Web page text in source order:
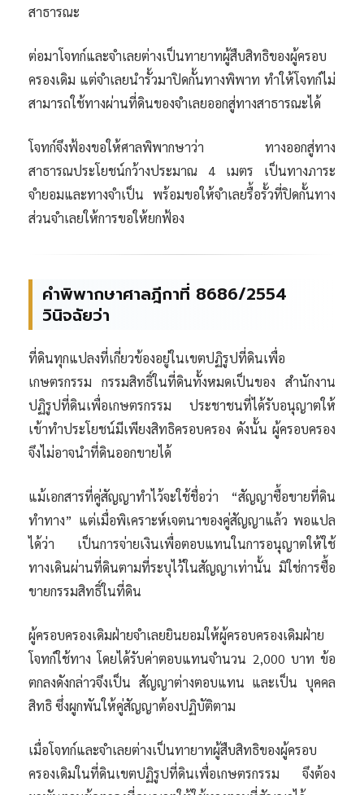
สาธารณะ
ต่อมาโจทก์และจำเลยต่างเป็นทายาทผู้สืบสิทธิของผู้ครอบ
ครองเดิม แต่จำเลยนำรั้วมาปิดกั้นทางพิพาท ทำให้โจทก์ไม่
สามารถใช้ทางผ่านที่ดินของจำเลยออกสู่ทางสาธารณะได้
โจทก์จึงฟ้องขอให้ศาลพิพากษาว่า ทางออกสู่ทาง
สาธารณประโยชน์กว้างประมาณ 4 เมตร เป็นทางภาระ
จำยอมและทางจำเป็น พร้อมขอให้จำเลยรื้อรั้วที่ปิดกั้นทาง
ส่วนจำเลยให้การขอให้ยกฟ้อง
คำพิพากษาศาลฎีกาที่ 8686/2554
วินิจฉัยว่า
ที่ดินทุกแปลงที่เกี่ยวข้องอยู่ในเขตปฏิรูปที่ดินเพื่อ
เกษตรกรรม กรรมสิทธิ์ในที่ดินทั้งหมดเป็นของ สำนักงาน
ปฏิรูปที่ดินเพื่อเกษตรกรรม ประชาชนที่ได้รับอนุญาตให้
เข้าทำประโยชน์มีเพียงสิทธิครอบครอง ดังนั้น ผู้ครอบครอง
จึงไม่อาจนำที่ดินออกขายได้
แม้เอกสารที่คู่สัญญาทำไว้จะใช้ชื่อว่า “สัญญาซื้อขายที่ดิน
ทำทาง” แต่เมื่อพิเคราะห์เจตนาของคู่สัญญาแล้ว พอแปล
ได้ว่า เป็นการจ่ายเงินเพื่อตอบแทนในการอนุญาตให้ใช้
ทางเดินผ่านที่ดินตามที่ระบุไว้ในสัญญาเท่านั้น มิใช่การซื้อ
ขายกรรมสิทธิ์ในที่ดิน
ผู้ครอบครองเดิมฝ่ายจำเลยยินยอมให้ผู้ครอบครองเดิมฝ่าย
โจทก์ใช้ทาง โดยได้รับค่าตอบแทนจำนวน 2,000 บาท ข้อ
ตกลงดังกล่าวจึงเป็น สัญญาต่างตอบแทน และเป็น บุคคล
สิทธิ ซึ่งผูกพันให้คู่สัญญาต้องปฏิบัติตาม
เมื่อโจทก์และจำเลยต่างเป็นทายาทผู้สืบสิทธิของผู้ครอบ
ครองเดิมในที่ดินเขตปฏิรูปที่ดินเพื่อเกษตรกรรม จึงต้อง